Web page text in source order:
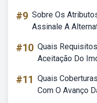
#9 Sobre Os
Assinale A
#10 Quais
Aceitação Do
#11 Quais
Com O Avanço